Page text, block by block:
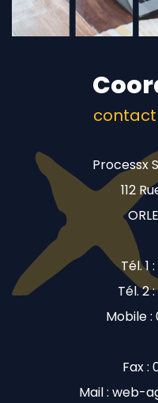
Processx
112
Tél. 1
Tél. 2
Mobile
Fax :
Mail : web-